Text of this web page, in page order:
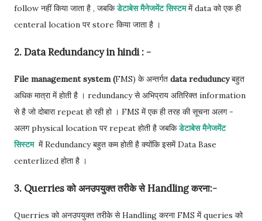
follow नहीं किया जाता है , जबकिडेटाबेस मैनेजमेंट सिस्टममें data को एक ही
centeral location पर store किया जाता है ।
2. Data Redundancy in hindi : -
File management system (FMS) के अन्तर्गत data reduduncyबहुत
अधिक मात्रा में होती है । redundancy से अभिप्राय अतिरिक्त information
से है जो दोबारा repeat हो रही हो । FMS में एक ही तरह की सूचना अलग -
अलग physical location पर repeat होती है जबकिडेटाबेस मैनेजमेंट
सिस्टम में Redundancy बहुत कम होती है क्योंकि इसमें Data Base
centerlized होता है ।
3. Querries को अनउपयुक्त तरीके से Handling करना:-
Querries को अनउपयुक्त तरीके से Handling करना FMS में queries को